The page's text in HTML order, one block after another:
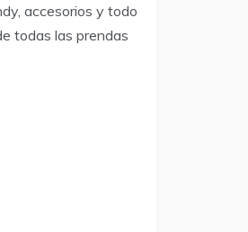
accesorios y todo
todas las prendas